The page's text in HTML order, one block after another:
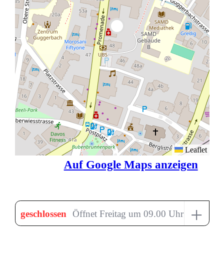
Leaflet
Auf Google Maps anzeigen
geschlossen Öffnet Freitag um 09.00 Uhr +